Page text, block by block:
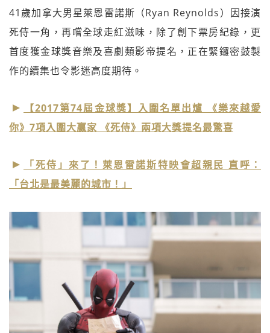
41歲加拿大男星萊恩雷諾斯（Ryan Reynolds）因接演
死侍一角，再嚐全球走紅滋味，除了創下票房紀錄，更
首度獲金球獎音樂及喜劇類影帝提名，正在緊鑼密鼓製
作的續集也令影迷高度期待。
【2017第74屆金球獎】入圍名單出爐 《樂來越愛
你》7項入圍大贏家 《死侍》兩項大獎提名最驚喜
「死侍」來了！萊恩雷諾斯特映會超親民 直呼：
「台北是最美麗的城市！」